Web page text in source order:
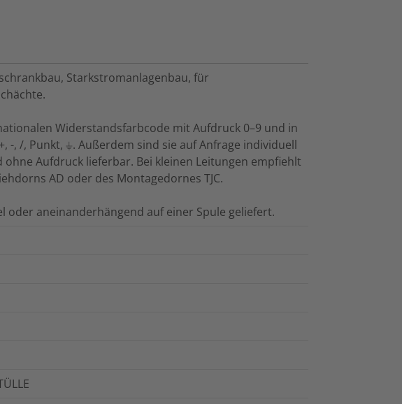
Starkstromanlagenbau, für
Widerstandsfarbcode mit Aufdruck 0–9 und in
-, /, Punkt, ⏚. Außerdem sind sie auf Anfrage individuell
Aufdruck lieferbar. Bei kleinen Leitungen empfiehlt
AD oder des Montagedornes TJC.
oder aneinanderhängend auf einer Spule geliefert.